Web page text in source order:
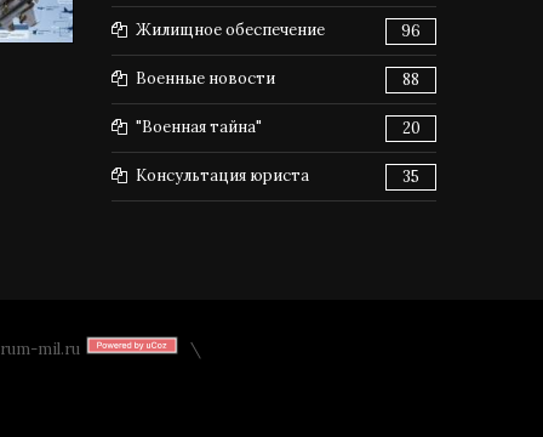
Жилищное обеспечение 96
Военные новости 88
"Военная тайна" 20
Консультация юриста 35
mil.ru